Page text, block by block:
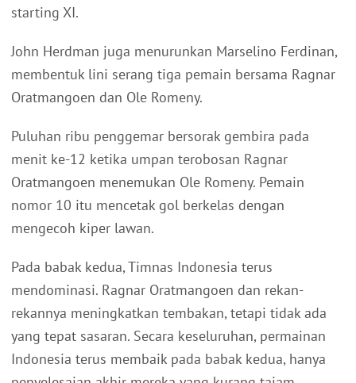
starting XI.
John Herdman juga menurunkan Marselino Ferdinan,
membentuk lini serang tiga pemain bersama Ragnar
Oratmangoen dan Ole Romeny.
Puluhan ribu penggemar bersorak gembira pada
menit ke-12 ketika umpan terobosan Ragnar
Oratmangoen menemukan Ole Romeny. Pemain
nomor 10 itu mencetak gol berkelas dengan
mengecoh kiper lawan.
Pada babak kedua, Timnas Indonesia terus
mendominasi. Ragnar Oratmangoen dan rekan-
rekannya meningkatkan tembakan, tetapi tidak ada
yang tepat sasaran. Secara keseluruhan, permainan
Indonesia terus membaik pada babak kedua, hanya